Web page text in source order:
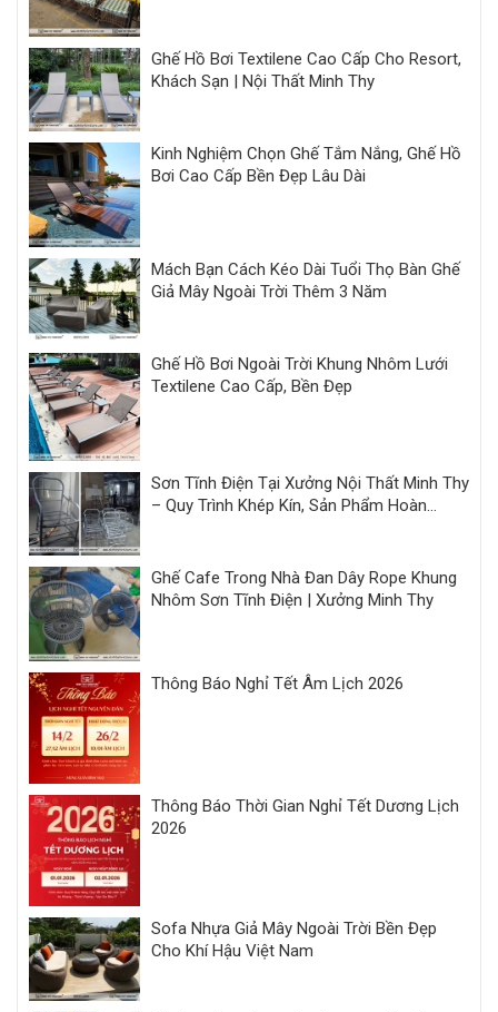
Ghế Hồ Bơi Textilene Cao Cấp Cho Resort,
Khách Sạn | Nội Thất Minh Thy
Kinh Nghiệm Chọn Ghế Tắm Nắng, Ghế Hồ
Bơi Cao Cấp Bền Đẹp Lâu Dài
Mách Bạn Cách Kéo Dài Tuổi Thọ Bàn Ghế
Giả Mây Ngoài Trời Thêm 3 Năm
Ghế Hồ Bơi Ngoài Trời Khung Nhôm Lưới
Textilene Cao Cấp, Bền Đẹp
Sơn Tĩnh Điện Tại Xưởng Nội Thất Minh Thy
– Quy Trình Khép Kín, Sản Phẩm Hoàn
Ghế Cafe Trong Nhà Đan Dây Rope Khung
Nhôm Sơn Tĩnh Điện | Xưởng Minh Thy
Thông Báo Nghỉ Tết Âm Lịch 2026
Thông Báo Thời Gian Nghỉ Tết Dương Lịch
2026
Sofa Nhựa Giả Mây Ngoài Trời Bền Đẹp
Cho Khí Hậu Việt Nam